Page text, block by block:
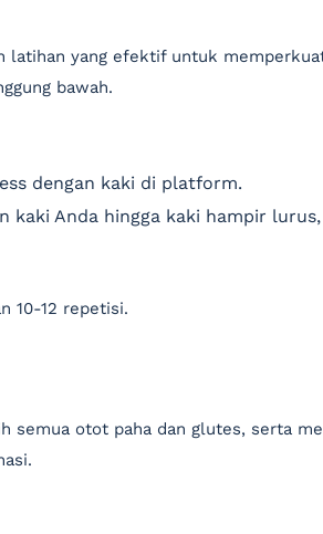
latihan yang efektif untuk
bawah.
dengan kaki di platform.
kaki Anda hingga kaki hampir
10-12 repetisi.
semua otot paha dan glutes, serta